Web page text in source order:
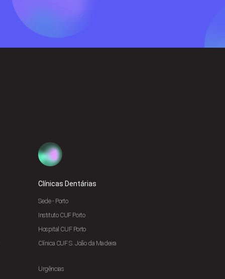
Clínicas Dentárias
Sede - Porto
Instituto CUF Porto
Hospital CUF Porto
Clínica CUF S. João da Madeira
Urgências